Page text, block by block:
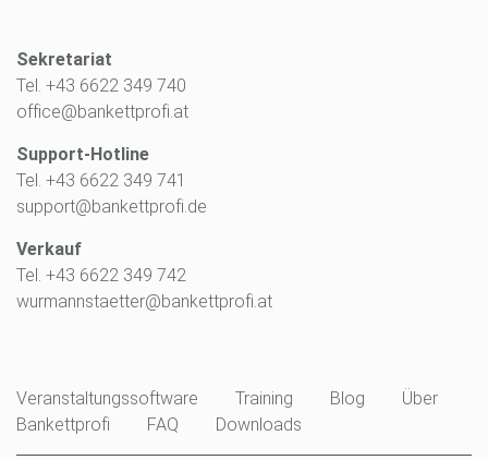
Sekretariat
Tel. +43 6622 349 740
office@bankettprofi.at
Support-Hotline
Tel. +43 6622 349 741
support@bankettprofi.de
Verkauf
Tel. +43 6622 349 742
wurmannstaetter@bankettprofi.at
Veranstaltungssoftware Training Blog
Über
Bankettprofi
FAQ Downloads